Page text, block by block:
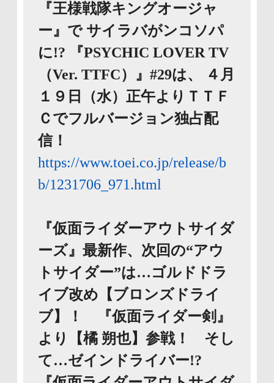
『王様戦隊キングオージャ
ー』で サイラバがンコソパ
に!? 『PSYCHIC LOVER TV
（Ver. TTFC）』#29は、 ４月
１９日（水）正午よりＴＴＦ
Ｃでフルバージョン独占配
信！
https://www.toei.co.jp/release/b
b/1231706_971.html
『仮面ライダーアウトサイダ
ーズ』最新作、次回の“アウ
トサイダー”は…ゴルドドラ
イブ改め【ブロンズドライ
ブ】！ 『仮面ライダー剣』
より【橘 朔也】参戦！ そし
て…ゼインドライバー!?